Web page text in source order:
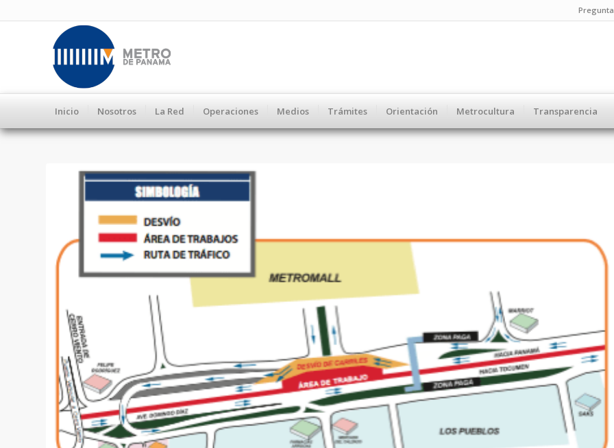
Inicio Nosotros La Red Operaciones Medios Trámites Orientación Metrocultura Transparencia